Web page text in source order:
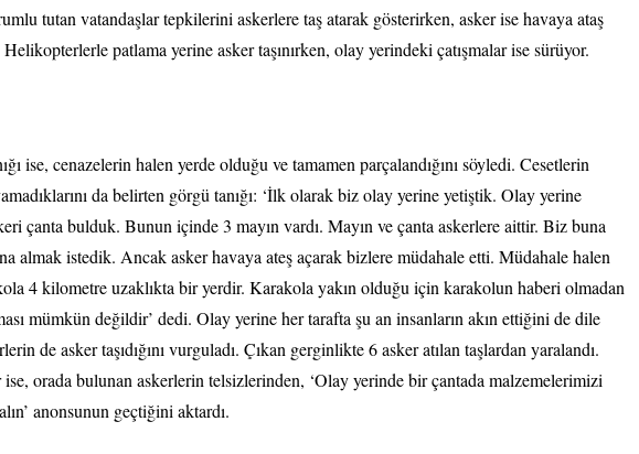
tutan vatandaşlar tepkilerini askerlere taş atarak gösterirken, asker ise havaya ataş
patlama yerine asker taşınırken, olay yerindeki çatışmalar ise sürüyor.
ise, cenazelerin halen yerde olduğu ve tamamen parçalandığını söyledi. Cesetlerin
da belirten görgü tanığı: ‘İlk olarak biz olay yerine yetiştik. Olay yerine
çanta bulduk. Bunun içinde 3 mayın vardı. Mayın ve çanta askerlere aittir. Biz buna
almak istedik. Ancak asker havaya ateş açarak bizlere müdahale etti. Müdahale halen
4 kilometre uzaklıkta bir yerdir. Karakola yakın olduğu için karakolun haberi olmadan
mümkün değildir’ dedi. Olay yerine her tarafta şu an insanların akın ettiğini de dile
de asker taşıdığını vurguladı. Çıkan gerginlikte 6 asker atılan taşlardan yaralandı.
orada bulunan askerlerin telsizlerinden, ‘Olay yerinde bir çantada malzemelerimizi
anonsunun geçtiğini aktardı.